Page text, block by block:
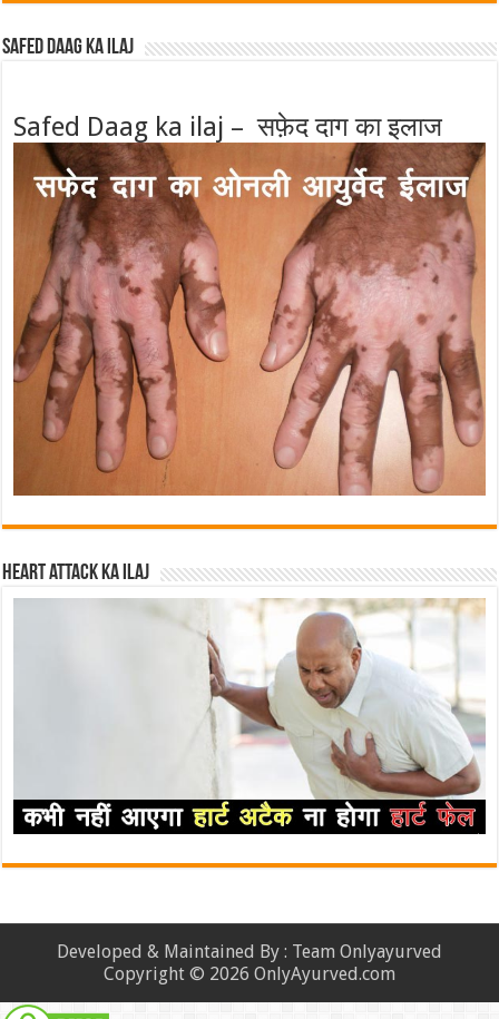
Safed Daag ka ilaj
Safed Daag ka ilaj – सफ़ेद दाग का इलाज
Heart attack ka ilaj
Developed & Maintained By : Team Onlyayurved
Copyright © 2026 OnlyAyurved.com